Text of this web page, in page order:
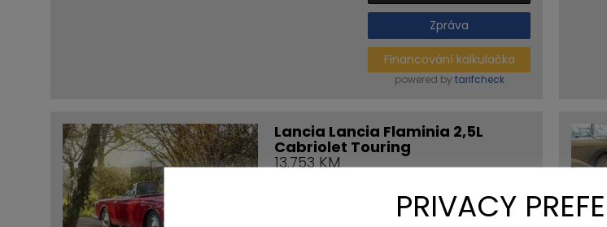
Zpráva
Financování kalkulačka
powered by tarifcheck
Lancia Lancia Flaminia 2,5L
Cabriolet Touring
13.753 KM
Benzín
PRIVACY